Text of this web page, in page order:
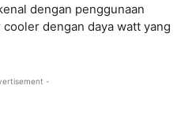
dengan penggunaan
dengan daya watt yang
-